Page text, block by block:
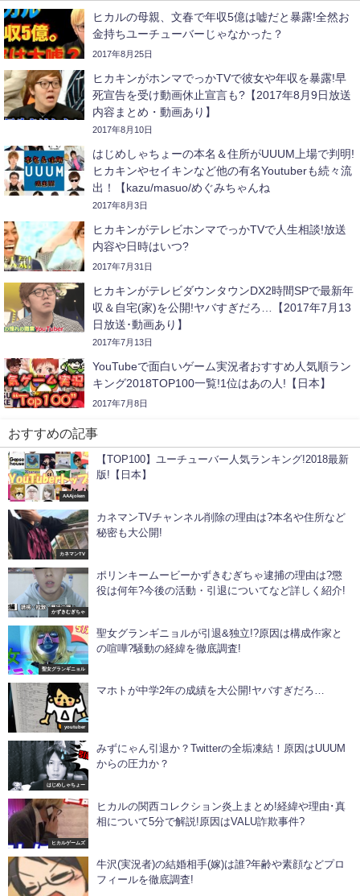
ヒカルの母親、文春で年収5億は嘘だと暴露!全然お
金持ちユーチューバーじゃなかった？
2017年8月25日
ヒカキンがホンマでっかTVで彼女や年収を暴露!早
死宣告を受け動画休止宣言も?【2017年8月9日放送
内容まとめ・動画あり】
2017年8月10日
はじめしゃちょーの本名＆住所がUUUM上場で判明!
ヒカキンやセイキンなど他の有名Youtuberも続々流
出！【kazu/masuo/めぐみちゃんね
る/ABTVnetwork/ジェットダイス
ケ/sasakiasahi/PDS株式会社/瀬戸弘司など】
2017年8月3日
ヒカキンがテレビホンマでっかTVで人生相談!放送
内容や日時はいつ?
2017年7月31日
ヒカキンがテレビダウンタウンDX2時間SPで最新年
収＆自宅(家)を公開!ヤバすぎだろ…【2017年7月13
日放送･動画あり】
2017年7月13日
YouTubeで面白いゲーム実況者おすすめ人気順ラン
キング2018TOP100一覧!1位はあの人!【日本】
2017年7月8日
おすすめの記事
AAAjoken
【TOP100】ユーチューバー人気ランキング!2018最新
版!【日本】
カネマンTV
カネマンTVチャンネル削除の理由は?本名や住所など
秘密も大公開!
かずきむぎちゃ
ポリンキームービーかずきむぎちゃ逮捕の理由は?懲
役は何年?今後の活動・引退についてなど詳しく紹介!
聖女グランギニョル
聖女グランギニョルが引退&独立!?原因は構成作家と
の喧嘩?騒動の経緯を徹底調査!
youtuber
マホトが中学2年の成績を大公開!ヤバすぎだろ…
はじめしゃちょー
みずにゃん引退か？Twitterの全垢凍結！原因はUUUM
からの圧力か？
ヒカルゲームズ
ヒカルの関西コレクション炎上まとめ!経緯や理由･真
相について5分で解説!原因はVALU詐欺事件?
牛沢(実況者)の結婚相手(嫁)は誰?年齢や素顔などプロ
フィールを徹底調査!